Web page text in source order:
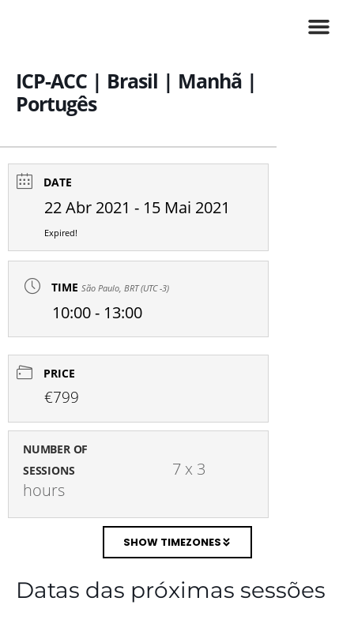
ICP-ACC | Brasil | Manhã |
Portugês
DATE
22 Abr 2021 - 15 Mai 2021
Expired!
TIME São Paulo, BRT (UTC -3)
10:00 - 13:00
PRICE
€799
NUMBER OF
SESSIONS
7 x 3
hours
SHOW TIMEZONES
Datas das próximas sessões